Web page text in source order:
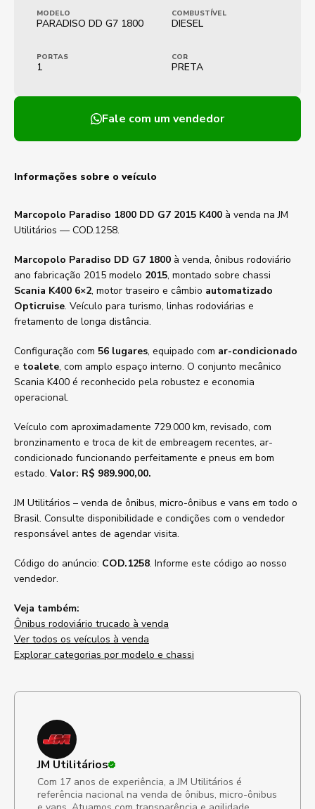
MODELO
PARADISO DD G7 1800
COMBUSTÍVEL
DIESEL
PORTAS
1
COR
PRETA
Fale com um vendedor
Informações sobre o veículo
Marcopolo Paradiso 1800 DD G7 2015 K400 à venda na JM
Utilitários — COD.1258.
Marcopolo Paradiso DD G7 1800 à venda, ônibus rodoviário
ano fabricação 2015 modelo 2015, montado sobre chassi
Scania K400 6×2, motor traseiro e câmbio automatizado
Opticruise. Veículo para turismo, linhas rodoviárias e
fretamento de longa distância.
Configuração com 56 lugares, equipado com ar-condicionado
e toalete, com amplo espaço interno. O conjunto mecânico
Scania K400 é reconhecido pela robustez e economia
operacional.
Veículo com aproximadamente 729.000 km, revisado, com
bronzinamento e troca de kit de embreagem recentes, ar-
condicionado funcionando perfeitamente e pneus em bom
estado. Valor: R$ 989.900,00.
JM Utilitários – venda de ônibus, micro-ônibus e vans em todo o
Brasil. Consulte disponibilidade e condições com o vendedor
responsável antes de agendar visita.
Código do anúncio: COD.1258. Informe este código ao nosso
vendedor.
Veja também:
Ônibus rodoviário trucado à venda
Ver todos os veículos à venda
Explorar categorias por modelo e chassi
JM Utilitários
Com 17 anos de experiência, a JM Utilitários é
referência nacional na venda de ônibus, micro-ônibus